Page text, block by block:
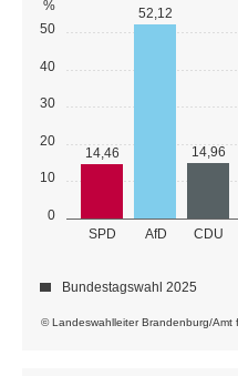
0
10
20
30
40
50
%
SPD AfD CDU
14,46
52,12
14,96
© Landeswahlleiter Brandenburg/Amt
Bundestagswahl 2025